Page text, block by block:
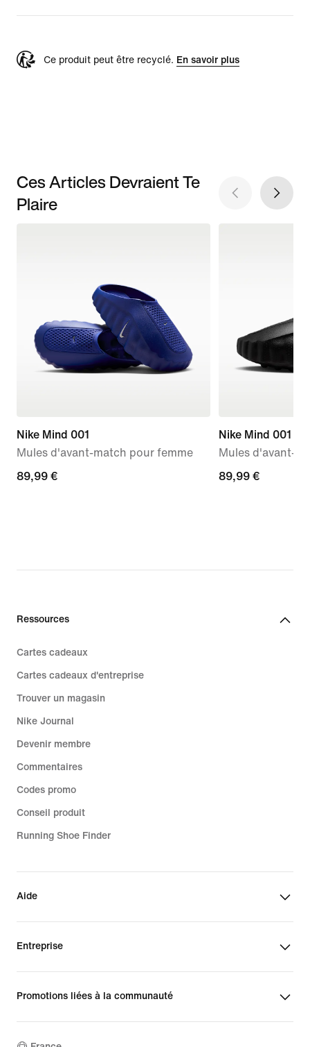
Ce produit peut être recyclé. En savoir plus
Ces Articles Devraient Te
Plaire
Nike Mind 001
Mules d'avant-match pour femme
89,99 €
89,99 €
Nike Mind 001
Mules d'avant-
89,99 €
89,99 €
Ressources
Cartes cadeaux
Cartes cadeaux d'entreprise
Trouver un magasin
Nike Journal
Devenir membre
Commentaires
Codes promo
Conseil produit
Running Shoe Finder
Aide
Entreprise
Promotions liées à la communauté